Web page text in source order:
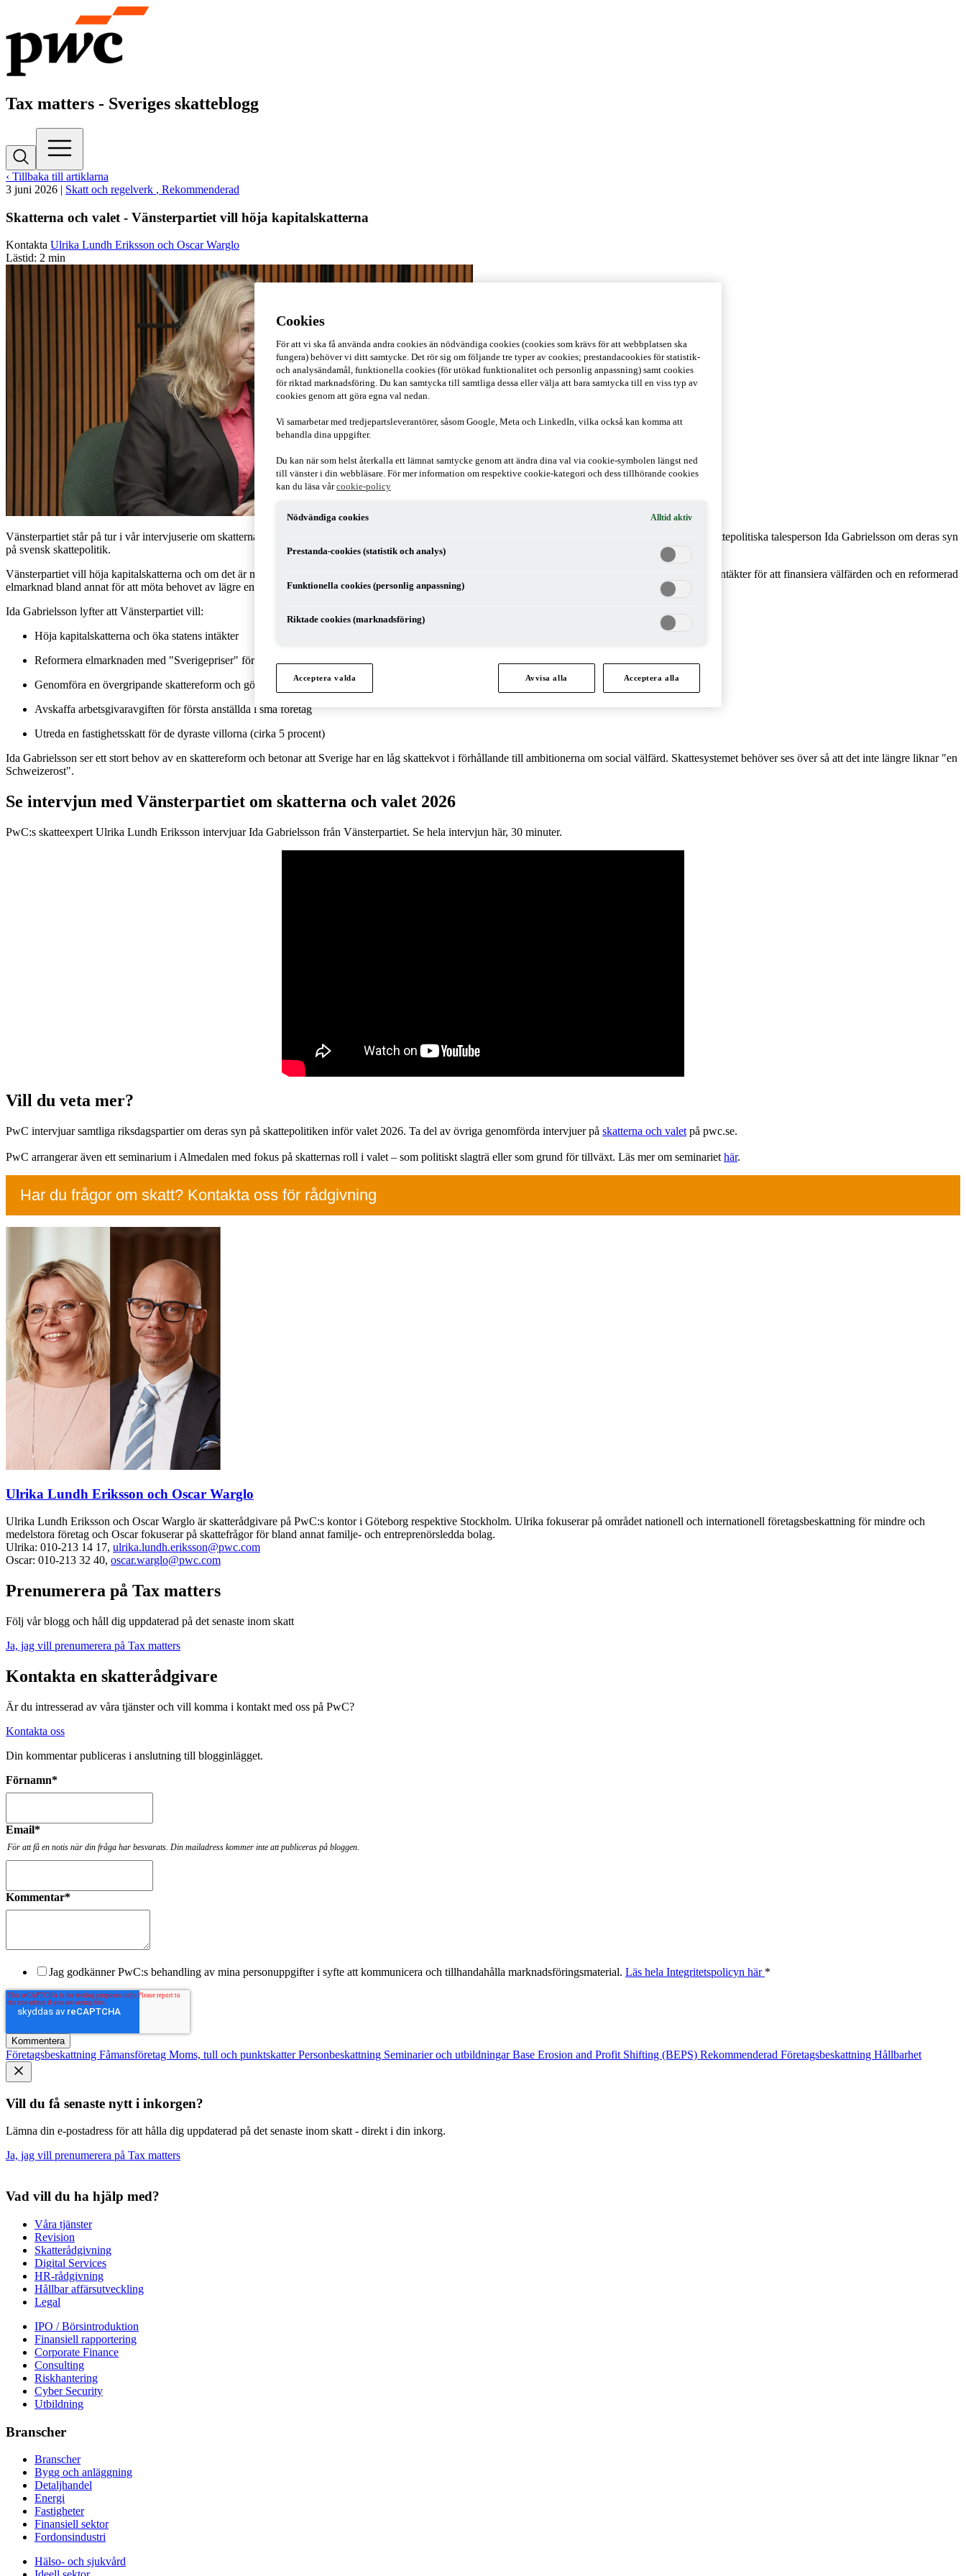
Tax matters - Sveriges skatteblogg
‹ Tillbaka till artiklarna
3 juni 2026 | Skatt och regelverk , Rekommenderad
Skatterna och valet - Vänsterpartiet vill höja kapitalskatterna
Kontakta Ulrika Lundh Eriksson och Oscar Warglo
Lästid: 2 min
Vänsterpartiet står på tur i vår intervjuserie om skatterna och valet. Samtalet leds av PwC:s skatteexpert Ulrika Lundh Eriksson, som möter Vänsterpartiets skattepolitiska talesperson Ida Gabrielsson om deras syn
på svensk skattepolitik.
Vänsterpartiet vill höja kapitalskatterna och om det är möjligt genomföra en bred skattereform för ett mer sammanhållet skattesystem. I fokus står ökade skatteintäkter för att finansiera välfärden och en reformerad
elmarknad bland annat för att möta behovet av lägre energipriser och stärka förutsättningarna för det övriga näringslivet.
Ida Gabrielsson lyfter att Vänsterpartiet vill:
Höja kapitalskatterna och öka statens intäkter
Reformera elmarknaden med "Sverigepriser" för lägre priser i Sverige
Genomföra en övergripande skattereform och göra skattesystemet mer sammanhållet
Avskaffa arbetsgivaravgiften för första anställda i små företag
Utreda en fastighetsskatt för de dyraste villorna (cirka 5 procent)
Ida Gabrielsson ser ett stort behov av en skattereform och betonar att Sverige har en låg skattekvot i förhållande till ambitionerna om social välfärd. Skattesystemet behöver ses över så att det inte längre liknar "en
Schweizerost".
Se intervjun med Vänsterpartiet om skatterna och valet 2026
PwC:s skatteexpert Ulrika Lundh Eriksson intervjuar Ida Gabrielsson från Vänsterpartiet. Se hela intervjun här, 30 minuter.
Vill du veta mer?
PwC intervjuar samtliga riksdagspartier om deras syn på skattepolitiken inför valet 2026. Ta del av övriga genomförda intervjuer på skatterna och valet på pwc.se.
PwC arrangerar även ett seminarium i Almedalen med fokus på skatternas roll i valet – som politiskt slagträ eller som grund för tillväxt. Läs mer om seminariet här.
Har du frågor om skatt? Kontakta oss för rådgivning
Ulrika Lundh Eriksson och Oscar Warglo
Ulrika Lundh Eriksson och Oscar Warglo är skatterådgivare på PwC:s kontor i Göteborg respektive Stockholm. Ulrika fokuserar på området nationell och internationell företagsbeskattning för mindre och
medelstora företag och Oscar fokuserar på skattefrågor för bland annat familje- och entreprenörsledda bolag.
Ulrika: 010-213 14 17, ulrika.lundh.eriksson@pwc.com
Oscar: 010-213 32 40, oscar.warglo@pwc.com
Prenumerera på Tax matters
Följ vår blogg och håll dig uppdaterad på det senaste inom skatt
Ja, jag vill prenumerera på Tax matters
Kontakta en skatterådgivare
Är du intresserad av våra tjänster och vill komma i kontakt med oss på PwC?
Kontakta oss
Din kommentar publiceras i anslutning till blogginlägget.
Förnamn*
Email*
För att få en notis när din fråga har besvarats. Din mailadress kommer inte att publiceras på bloggen.
Kommentar*
Jag godkänner PwC:s behandling av mina personuppgifter i syfte att kommunicera och tillhandahålla marknadsföringsmaterial. Läs hela Integritetspolicyn här *
Företagsbeskattning Fåmansföretag Moms, tull och punktskatterPersonbeskattning Seminarier och utbildningarBase Erosion and Profit Shifting (BEPS) Rekommenderad Företagsbeskattning Hållbarhet
Vill du få senaste nytt i inkorgen?
Lämna din e-postadress för att hålla dig uppdaterad på det senaste inom skatt - direkt i din inkorg.
Ja, jag vill prenumerera på Tax matters
Vad vill du ha hjälp med?
Våra tjänster
Revision
Skatterådgivning
Digital Services
HR-rådgivning
Hållbar affärsutveckling
Legal
IPO / Börsintroduktion
Finansiell rapportering
Corporate Finance
Consulting
Riskhantering
Cyber Security
Utbildning
Branscher
Branscher
Bygg och anläggning
Detaljhandel
Energi
Fastigheter
Finansiell sektor
Fordonsindustri
Hälso- och sjukvård
Cookies
För att vi ska få använda andra cookies än nödvändiga cookies (cookies som krävs för att webbplatsen ska
fungera) behöver vi ditt samtycke. Det rör sig om följande tre typer av cookies; prestandacookies för statistik-
och analysändamål, funktionella cookies (för utökad funktionalitet och personlig anpassning) samt cookies
för riktad marknadsföring. Du kan samtycka till samtliga dessa eller välja att bara samtycka till en viss typ av
cookies genom att göra egna val nedan.
Vi samarbetar med tredjepartsleverantörer, såsom Google, Meta och LinkedIn, vilka också kan komma att
behandla dina uppgifter.
Du kan när som helst återkalla ett lämnat samtycke genom att ändra dina val via cookie-symbolen längst ned
till vänster i din webbläsare. För mer information om respektive cookie-kategori och dess tillhörande cookies
kan du läsa vårcookie-policy
Nödvändiga cookies Alltid aktiv
Prestanda-cookies (statistik och analys)
Funktionella cookies (personlig anpassning)
Riktade cookies (marknadsföring)
Acceptera valda Avvisa alla Acceptera alla